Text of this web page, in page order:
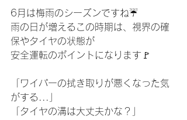
6月は梅雨のシーズンですね☔
雨の日が増えるこの時期は、視界の確
保やタイヤの状態が
安全運転のポイントになります🚩
「ワイパーの拭き取りが悪くなった気
がする...」
「タイヤの溝は大丈夫かな？」